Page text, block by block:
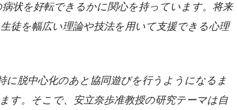
状を好転できるかに関心を持っています。将来
徒を幅広い理論や技法を用いて支援できる心理
脱中心化のあと協同遊びを行うようになるま
す。そこで、安立奈歩准教授の研究テーマは自